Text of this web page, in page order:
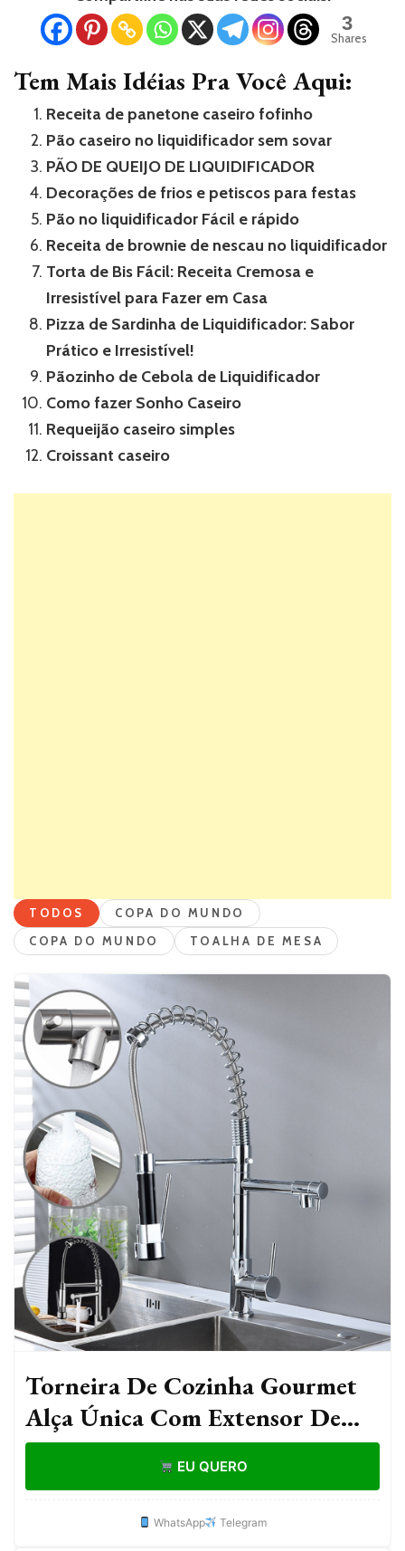
3
Shares
Tem Mais Idéias Pra Você Aqui:
Receita de panetone caseiro fofinho
Pão caseiro no liquidificador sem sovar
PÃO DE QUEIJO DE LIQUIDIFICADOR
Decorações de frios e petiscos para festas
Pão no liquidificador Fácil e rápido
Receita de brownie de nescau no liquidificador
Torta de Bis Fácil: Receita Cremosa e
Irresistível para Fazer em Casa
Pizza de Sardinha de Liquidificador: Sabor
Prático e Irresistível!
Pãozinho de Cebola de Liquidificador
Como fazer Sonho Caseiro
Requeijão caseiro simples
Croissant caseiro
TODOS
COPA DO MUNDO
COPA DO MUNDO
TOALHA DE MESA
Torneira De Cozinha Gourmet
Alça Única Com Extensor De
Spray Tubo De Água Flexível
Para Ajustar
EU QUERO
WhatsApp Telegram